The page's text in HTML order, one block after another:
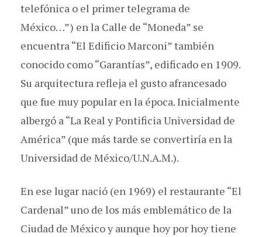
telefónica o el primer telegrama de
México…”) en la Calle de “Moneda” se
encuentra “El Edificio Marconi” también
conocido como “Garantías”, edificado en 1909.
Su arquitectura refleja el gusto afrancesado
que fue muy popular en la época. Inicialmente
albergó a “La Real y Pontificia Universidad de
América” (que más tarde se convertiría en la
Universidad de México/U.N.A.M.).
En ese lugar nació (en 1969) el restaurante “El
Cardenal” uno de los más emblemático de la
Ciudad de México y aunque hoy por hoy tiene